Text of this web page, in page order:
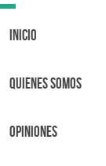
Toggle
Inicio
Quienes Somos
OPINIONES